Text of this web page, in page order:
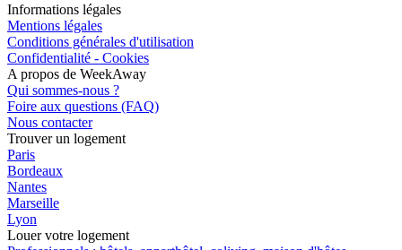
Informations légales
Mentions légales
Conditions générales d'utilisation
Confidentialité - Cookies
A propos de WeekAway
Qui sommes-nous ?
Foire aux questions (FAQ)
Nous contacter
Trouver un logement
Paris
Bordeaux
Nantes
Marseille
Lyon
Louer votre logement